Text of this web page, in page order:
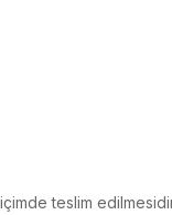
teslim